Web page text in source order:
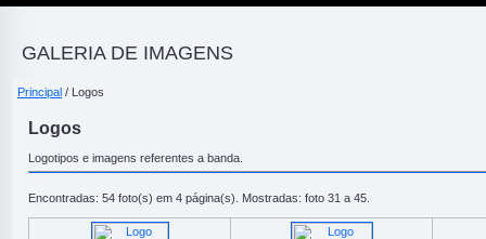
GALERIA DE IMAGENS
Principal / Logos
Logos
Logotipos e imagens referentes a banda.
Encontradas: 54 foto(s) em 4 página(s). Mostradas: foto 31 a 45.